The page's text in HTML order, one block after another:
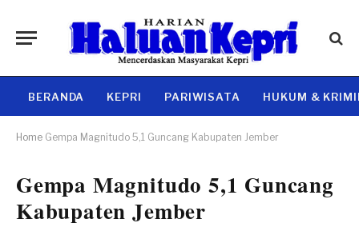
BERANDA KEPRI PARIWISATA HUKUM &
Home Gempa Magnitudo 5,1 Guncang Kabupaten Jember
Gempa Magnitudo 5,1 Guncang
Kabupaten Jember